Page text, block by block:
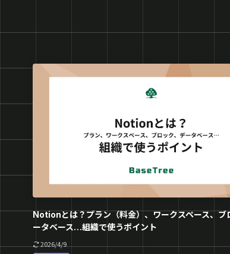
Notionとは？プラン（料金）、ワークスペース、ブ
ータベース…組織で使うポイント
2026/4/9